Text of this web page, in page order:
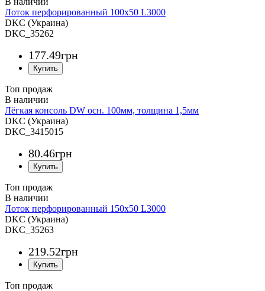
Лоток перфорированный 100х50 L3000
DKC (Украина)
DKC_35262
177.49грн
Топ продаж
Лёгкая консоль DW осн. 100мм, толщина 1,5мм
DKC (Украина)
DKC_3415015
80.46грн
Топ продаж
Лоток перфорированный 150х50 L3000
DKC (Украина)
DKC_35263
219.52грн
Топ продаж